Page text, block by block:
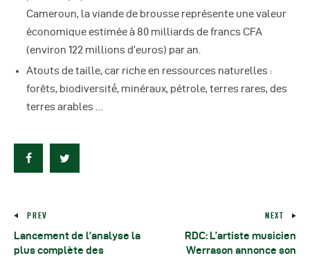
Cameroun, la viande de brousse représente une valeur
économique estimée à 80 milliards de francs CFA
(environ 122 millions d’euros) par an.
Atouts de taille, car riche en ressources naturelles :
forêts, biodiversité́, minéraux, pétrole, terres rares, des
terres arables …
PREV
Lancement de l’analyse la
plus complète des
NEXT
RDC: L’artiste musicien
Werrason annonce son